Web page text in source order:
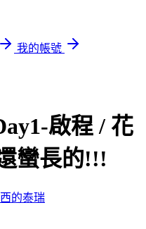
我的帳號
啟程 / 花
蠻長的!!!
的泰瑞